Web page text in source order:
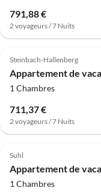
791,88 €
2 voyageurs / 7 Nuits
Steinbach-Hallenberg
1 Chambres
711,37 €
2 voyageurs / 7 Nuits
Suhl
1 Chambres